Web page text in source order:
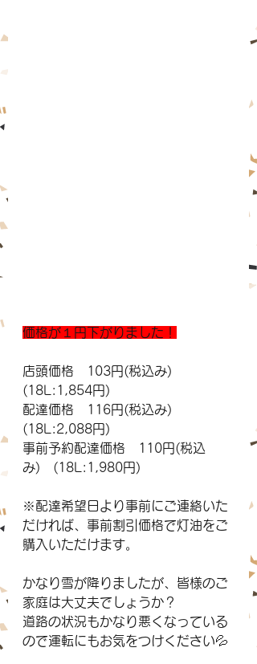
価格が１円下がりました！
店頭価格　103円(税込み)
(18L:1,854円)
配達価格　116円(税込み)
(18L:2,088円)
事前予約配達価格　110円(税込
み)　(18L:1,980円)
※配達希望日より事前にご連絡いた
だければ、事前割引価格で灯油をご
購入いただけます。
かなり雪が降りましたが、皆様のご
家庭は大丈夫でしょうか？
道路の状況もかなり悪くなっている
ので運転にもお気をつけください💦